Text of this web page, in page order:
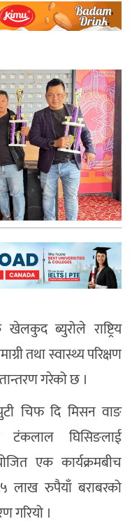
ब्युरोले राष्ट्रिय
तथा स्वास्थ्य परिक्षण
गरेको छ ।
चिफ दि मिसन वाङ
घिसिङलाई
एक कार्यक्रमबीच
लाख रुपैयाँ बराबरको
गरियो ।